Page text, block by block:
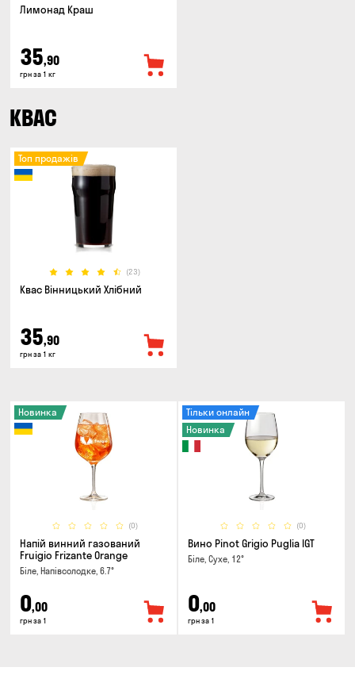
Лимонад Краш
35,90
грн за 1 кг
КВАС
(23)
Топ продажів
Квас Вінницький Хлібний
35,90
грн за 1 кг
(0)
Новинка
Напій винний газований
Fruigio Frizante Orange
Біле, Напівсолодке, 6.7°
0,00
грн за 1
(0)
Тільки онлайн
Новинка
Вино Pinot Grigio Puglia IGT
Біле, Сухе, 12°
0,00
грн за 1